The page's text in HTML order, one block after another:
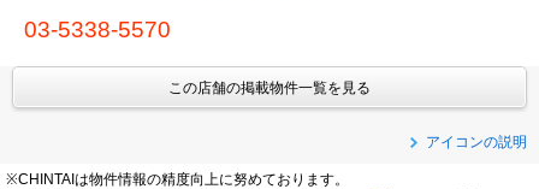
03-5338-5570
この店舗の掲載物件一覧を見る
アイコンの説明
※CHINTAIは物件情報の精度向上に努めております。